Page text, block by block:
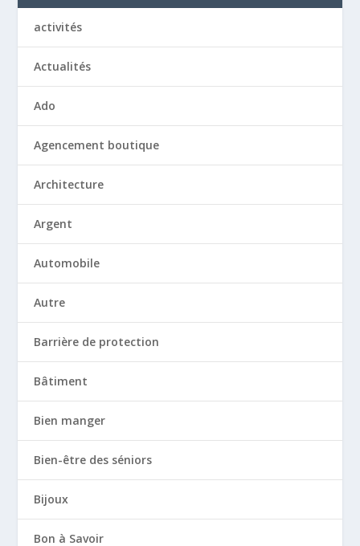
activités
Actualités
Ado
Agencement boutique
Architecture
Argent
Automobile
Autre
Barrière de protection
Bâtiment
Bien manger
Bien-être des séniors
Bijoux
Bon à Savoir